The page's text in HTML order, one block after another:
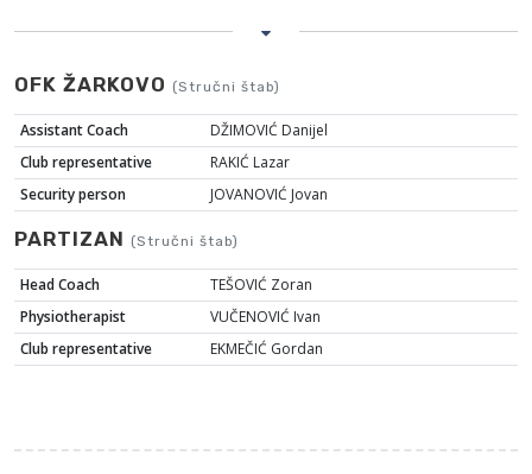
OFK ŽARKOVO (Stručni štab)
Assistant Coach
DŽIMOVIĆ Danijel
Club representative
RAKIĆ Lazar
Security person
JOVANOVIĆ Jovan
PARTIZAN (Stručni štab)
Head Coach
TEŠOVIĆ Zoran
Physiotherapist
VUČENOVIĆ Ivan
Club representative
EKMEČIĆ Gordan